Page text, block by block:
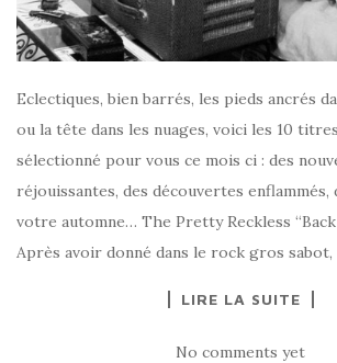
Eclectiques, bien barrés, les pieds ancrés
ou la tête dans les nuages, voici les 10
sélectionné pour vous ce mois ci : des
réjouissantes, des découvertes enflammés,
votre automne… The Pretty Reckless
Après avoir donné dans le rock gros
LIRE LA SUITE
No comments yet